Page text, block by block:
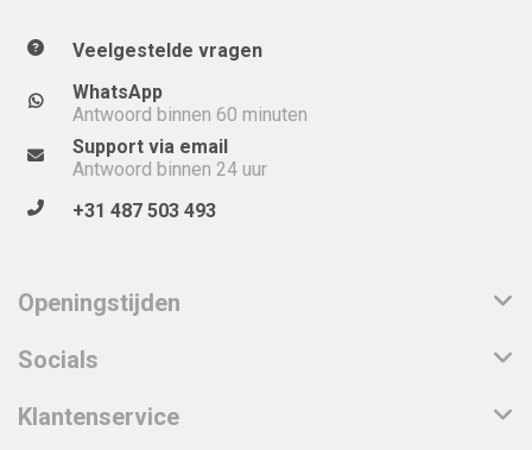
Veelgestelde vragen
WhatsApp
Antwoord binnen 60 minuten
Support via email
Antwoord binnen 24 uur
+31 487 503 493
Openingstijden
Socials
Klantenservice